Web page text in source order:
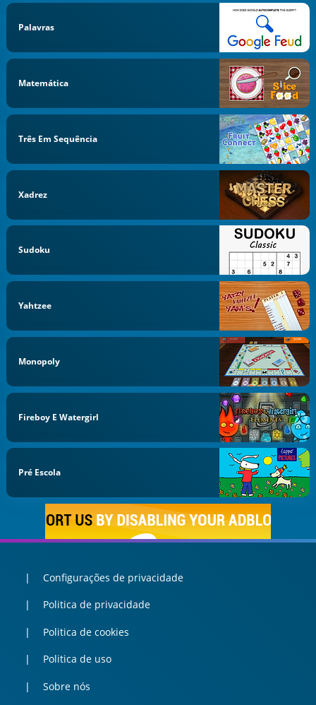
Palavras
Matemática
Três Em Sequência
Xadrez
Sudoku
Yahtzee
Monopoly
Fireboy E Watergirl
Pré Escola
Configurações de privacidade
Politica de privacidade
Politica de cookies
Politica de uso
Sobre nós